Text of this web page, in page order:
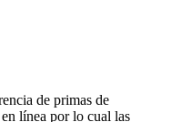
de primas de
línea por lo cual las